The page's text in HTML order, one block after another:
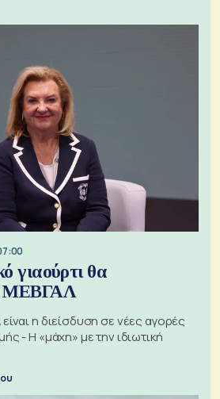
γιαούρτι θα
ΜΕΒΓΑΛ
η διείσδυση σε νέες αγορές
- Η «μάχη» με την ιδιωτική